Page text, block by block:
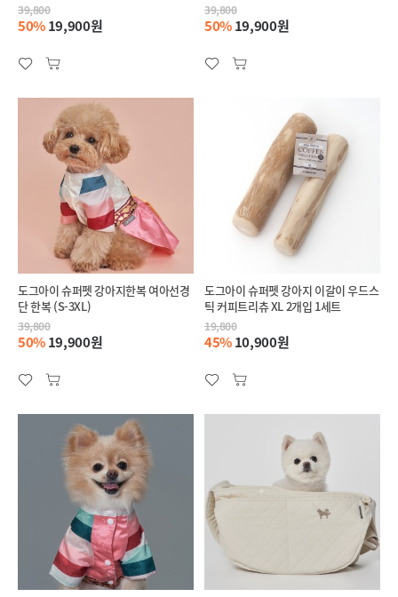
39,800
50%19,900원
39,800
50%19,900원
도그아이 슈퍼펫 강아지한복 여아선경
단 한복 (S-3XL)
39,800
50%19,900원
도그아이 슈퍼펫 강아지 이갈이 우드스
틱 커피트리츄 XL 2개입 1세트
19,800
45%10,900원